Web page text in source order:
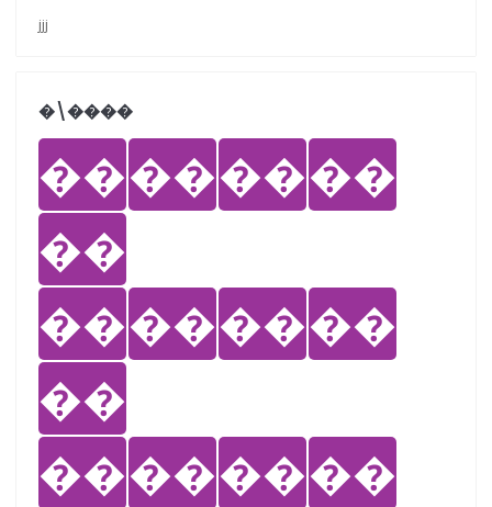
jjj
�܏\����
��������
��
��������
��
��������